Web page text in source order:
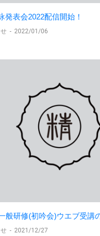
発表会2022配信開始！
- 2022/01/06
般研修(初吟会)ウエブ受講
- 2021/12/27